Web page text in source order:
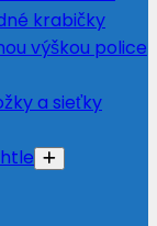
krabičky
výškou police
a sieťky